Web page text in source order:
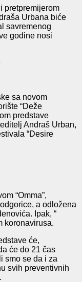
pretpremijerom
Urbana biće
savremenog
godine nosi
sa novom
“Deže
predstave
Andraš Urban,
“Desire
“Omma”,
a odložena
Ipak, “
koronavirusa.
će,
će do 21 čas
smo se da i za
svih preventivnih